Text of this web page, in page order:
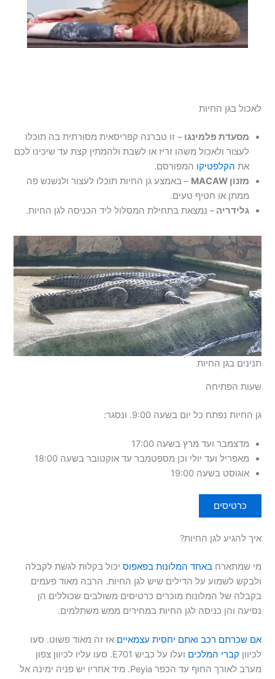
לאכול בגן החיות
מסעדת פלמינגו – זו טברנה קפריסאית מסורתית בה תוכלו
לעצור ולאכול משהו זריז או לשבת ולהמתין קצת עד שיכינו לכם
את הקלפטיקו המפורסם.
מזנון MACAW
– באמצע גן החיות תוכלו לעצור ולנשנש פה
ממתן או חטיף טעים.
גלידריה– נמצאת בתחילת המסלול ליד הכניסה לגן החיות.
תנינים בגן החיות
שעות הפתיחה
גן החיות נפתח כל יום בשעה 9:00. ונסגר:
מדצמבר ועד מרץ בשעה 17:00
מאפריל ועד יולי וכן מספטמבר עד אוקטובר בשעה 18:00
אוגוסט בשעה 19:00
כרטיסים
איך להגיע לגן החיות?
מי שמתארחבאחד המלונות בפאפוס יכול בקלות לגשת לקבלה
ולבקש לשמוע על הדילים שיש לגן החיות. הרבה מאוד פעמים
בקבלה של המלונות מוכרים כרטיסים משולבים שכוללים הן
נסיעה והן כניסה לגן החיות במחירים ממש משתלמים.
אם שכרתם רכב ואתם יחסית עצמאיים אז זה מאוד פשוט. סעו
לכיוון קברי המלכים
ועלו על כביש E701. סעו עליו לכיוון צפון
מערב לאורך החוף עד הכפר Peyia. מיד אחריו יש פניה ימינה אל